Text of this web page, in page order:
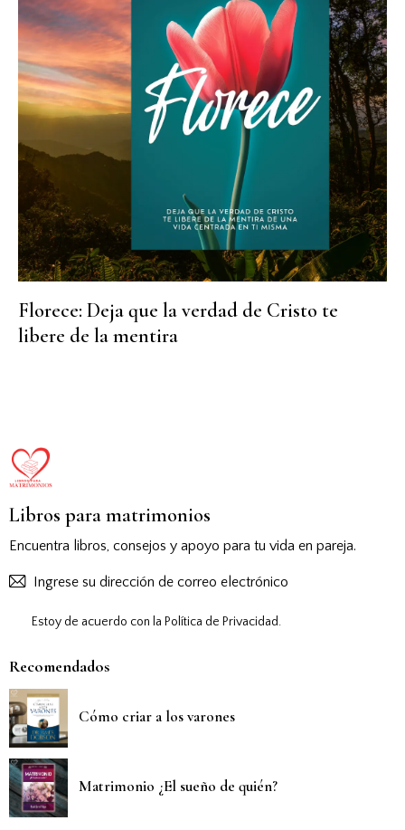
Florece: Deja que la verdad de Cristo te
libere de la mentira
Libros para matrimonios
Encuentra libros, consejos y apoyo para tu vida en pareja.
Estoy de acuerdo con la Política de Privacidad.
Recomendados
Cómo criar a los varones
Matrimonio ¿El sueño de quién?